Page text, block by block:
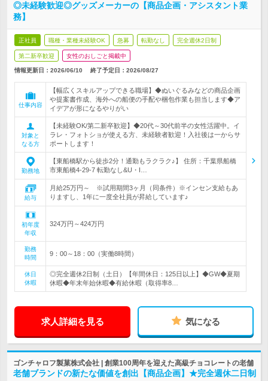
◎未経験歓迎◎グッズメーカーの【商品企画・アシスタント業
務】
正社員 職種・業種未経験OK 急募 転勤なし 完全週休2日制
第二新卒歓迎 女性のおしごと掲載中
情報更新日：2026/06/10 終了予定日： 2026/08/27
仕事内容
【幅広くスキルアップできる職場】◆ぬいぐるみなどの商品企画
や提案書作成、海外への船便の手配や梱包作業も担当します◆ア
イデアが形になるやりがい
対象と
なる方
【未経験OK/第二新卒歓迎】◆20代～30代前半の女性活躍中。イ
ラレ・フォトショが使える方、未経験者歓迎！入社後は一からサ
ポートします！
勤務地
【東船橋駅から徒歩2分！通勤もラクラク♪】 住所：千葉県船橋
市東船橋4-29-7 転勤なし&U・I…
給与
月給25万円～ ※試用期間3ヶ月（同条件）※インセン支給もあ
りますし、1年に一度全社員が昇給しています♪
初年度
年収
324万円～424万円
勤務
時間
9：00～18：00（実働8時間）
休日
休暇
◎完全週休2日制（土日）【年間休日：125日以上】◆GW◆夏期
休暇◆年末年始休暇◆有給休暇（取得率8…
求人詳細を見る 気になる
ゴンチャロフ製菓株式会社 | 創業100周年を迎えた高級チョコレートの老舗
老舗ブランドの新たな価値を創出【商品企画】★完全週休二日制